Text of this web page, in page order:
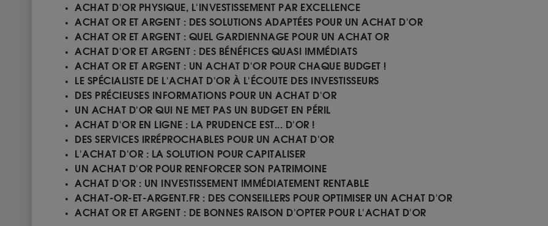
ACHAT D'OR PHYSIQUE, L'INVESTISSEMENT PAR EXCELLENCE
ACHAT OR ET ARGENT : DES SOLUTIONS ADAPTÉES POUR UN ACHAT D'OR
ACHAT OR ET ARGENT : QUEL GARDIENNAGE POUR UN ACHAT OR
ACHAT D'OR ET ARGENT : DES BÉNÉFICES QUASI IMMÉDIATS
ACHAT OR ET ARGENT : UN ACHAT D'OR POUR CHAQUE BUDGET !
LE SPÉCIALISTE DE L'ACHAT D'OR À L'ÉCOUTE DES INVESTISSEURS
DES PRÉCIEUSES INFORMATIONS POUR UN ACHAT D'OR
UN ACHAT D'OR QUI NE MET PAS UN BUDGET EN PÉRIL
ACHAT D'OR EN LIGNE : LA PRUDENCE EST... D'OR !
DES SERVICES IRRÉPROCHABLES POUR UN ACHAT D'OR
L'ACHAT D'OR : LA SOLUTION POUR CAPITALISER
UN ACHAT D'OR POUR RENFORCER SON PATRIMOINE
ACHAT D'OR : UN INVESTISSEMENT IMMÉDIATEMENT RENTABLE
ACHAT-OR-ET-ARGENT.FR : DES CONSEILLERS POUR OPTIMISER UN ACHAT D'OR
ACHAT OR ET ARGENT : DE BONNES RAISON D'OPTER POUR L'ACHAT D'OR